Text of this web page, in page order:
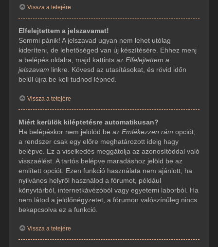
Vissza a tetejére
Elfelejtettem a jelszavamat!
Semmi pánik! A jelszavad ugyan nem lehet utólag
kideríteni, de lehetőséged van új készítésére. Ehhez menj
a belépés oldalra, majd kattints az Elfelejtettem a
jelszavam linkre. Kövesd az utasításokat, és rövid időn
belül újra be kell tudnod lépned.
Vissza a tetejére
Miért kerülök kiléptetésre automatikusan?
Ha belépéskor nem jelölöd be az Emlékezzen rám opciót,
a rendszer csak egy előre meghatározott ideig hagy
belépve. Ez a viselkedés meggátolja az azonosítóddal való
visszaélést. A tartós belépve maradáshoz jelöld be az
említett opciót. Ezen funkció használata nem ajánlott, ha
nyilvános helyről használod a fórumot, például
könyvtárból, internetkávézóból vagy egyetemi laborból. Ha
nem látod a jelölőnégyzetet, a fórumon valószínűleg nincs
bekapcsolva ez a funkció.
Vissza a tetejére